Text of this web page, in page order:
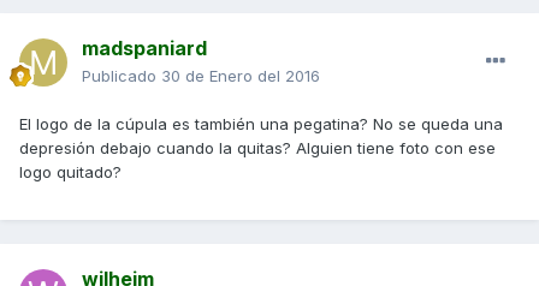
madspaniard
Publicado 30 de Enero del 2016
El logo de la cúpula es también una pegatina? No se queda una
depresión debajo cuando la quitas? Alguien tiene foto con ese
logo quitado?
wilheim